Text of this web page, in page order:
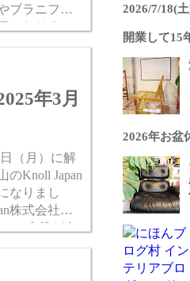
ブラニフの
となりま
トカードフレ
年3月
（月）に解
のKnoll Japan
なりまし
株式会社はK
、今後どう
2026/7/18(
開業して15
2026年お盆